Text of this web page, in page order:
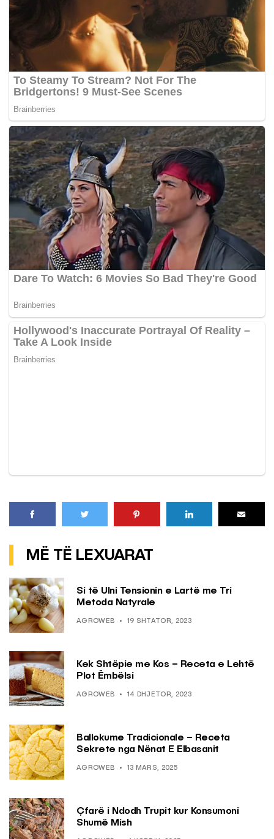
MË TË LEXUARAT
Si të Ulni Tensionin e Lartë me Tri
Metoda Natyrale
AGROWEB 19 SHTATOR, 2023
Kek Shtëpie me Kos – Receta e Lehtë
Plot Ëmbëlsi
AGROWEB 14 DHJETOR, 2023
Ballokume Tradicionale – Receta
Sekrete nga Nënat E Elbasanit
AGROWEB 13 MARS, 2025
Çfarë i Ndodh Trupit kur Konsumoni
Shumë Mish